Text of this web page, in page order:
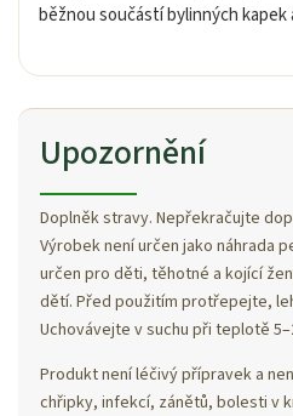
běžnou součástí bylinných kapek
Upozornění
Doplněk stravy. Nepřekračujte
Výrobek není určen jako náhrada
určen pro děti, těhotné a kojící
dětí. Před použitím protřepejte,
Uchovávejte v suchu při teplotě
Produkt není léčivý přípravek a
chřipky, infekcí, zánětů, bolesti v